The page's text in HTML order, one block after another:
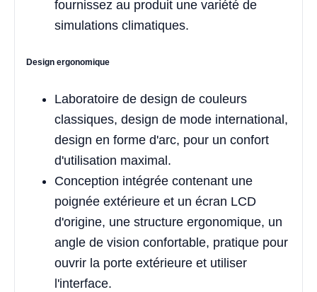
fournissez au produit une variété de
simulations climatiques.
Design ergonomique
Laboratoire de design de couleurs
classiques, design de mode international,
design en forme d'arc, pour un confort
d'utilisation maximal.
Conception intégrée contenant une
poignée extérieure et un écran LCD
d'origine, une structure ergonomique, un
angle de vision confortable, pratique pour
ouvrir la porte extérieure et utiliser
l'interface.